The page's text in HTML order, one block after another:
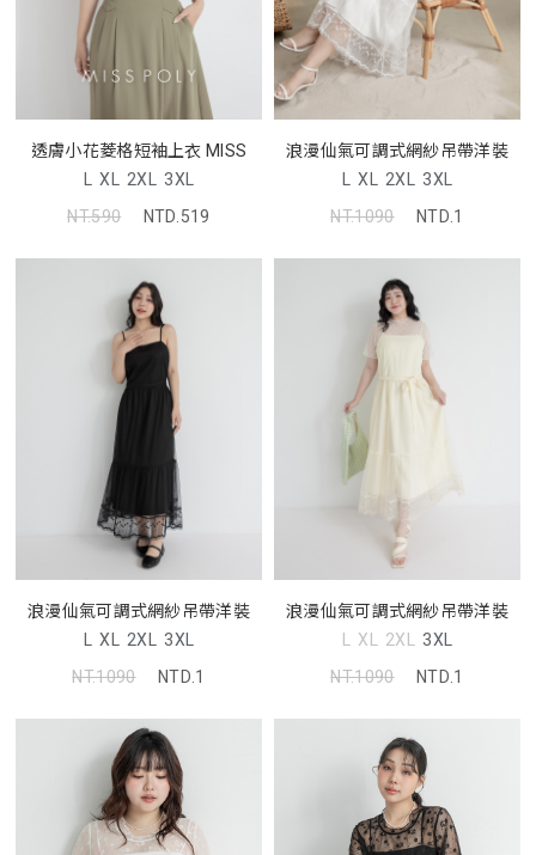
透膚小花菱格短袖上衣 MISS
L XL 2XL 3XL
NT.590
NTD.519
浪漫仙氣可調式網紗吊帶洋裝
L XL 2XL 3XL
NT.1090
NTD.1
浪漫仙氣可調式網紗吊帶洋裝
L XL 2XL 3XL
NT.1090
NTD.1
浪漫仙氣可調式網紗吊帶洋裝
L XL 2XL 3XL
NT.1090
NTD.1